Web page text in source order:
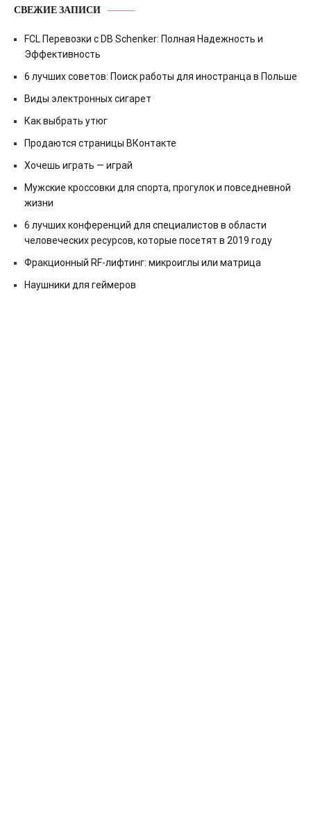
СВЕЖИЕ ЗАПИСИ
FCL Перевозки с DB Schenker: Полная Надежность и
Эффективность
6 лучших советов: Поиск работы для иностранца в Польше
Виды электронных сигарет
Как выбрать утюг
Продаются страницы ВКонтакте
Хочешь играть — играй
Мужские кроссовки для спорта, прогулок и повседневной
жизни
6 лучших конференций для специалистов в области
человеческих ресурсов, которые посетят в 2019 году
Фракционный RF-лифтинг: микроиглы или матрица
Наушники для геймеров